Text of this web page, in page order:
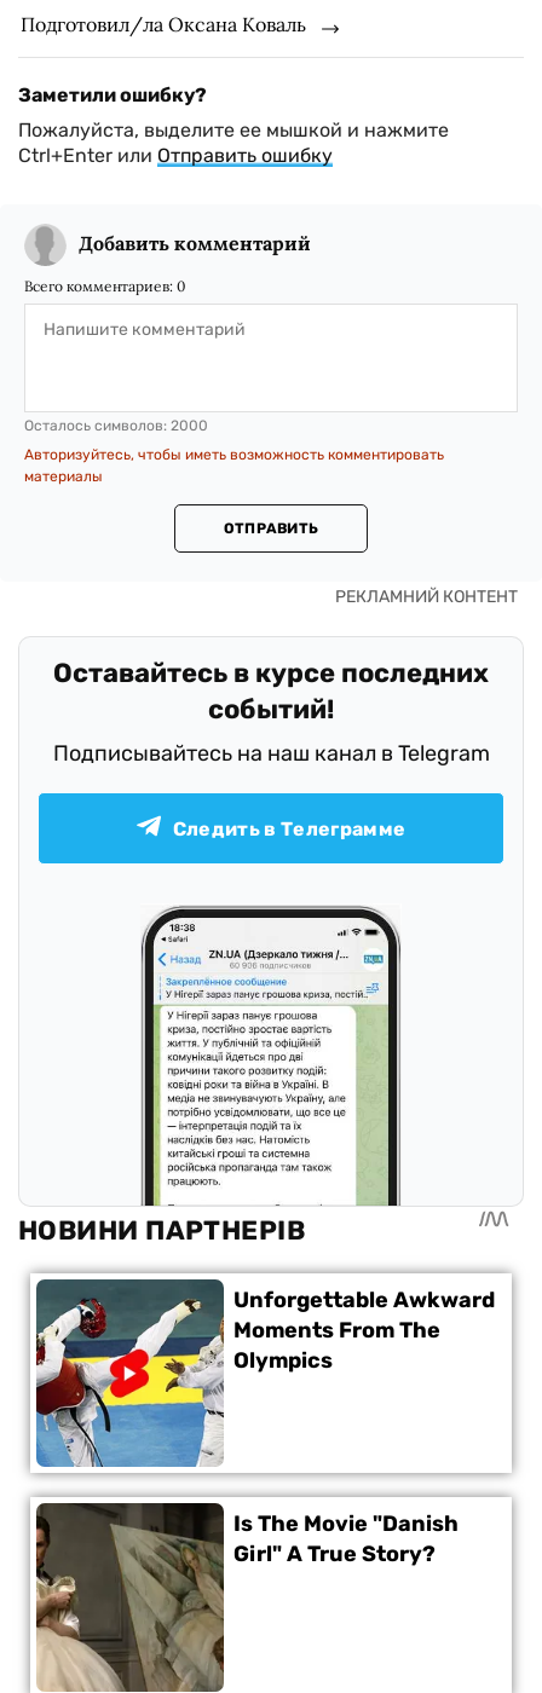
Подготовил/ла Оксана Коваль
Заметили ошибку?
Пожалуйста, выделите ее мышкой и нажмите
Ctrl+Enter или Отправить ошибку
Добавить комментарий
Всего комментариев: 0
Осталось символов: 2000
Авторизуйтесь, чтобы иметь возможность комментировать
материалы
ОТПРАВИТЬ
Оставайтесь в курсе последних
событий!
Подписывайтесь на наш канал в Telegram
Следить в Телеграмме